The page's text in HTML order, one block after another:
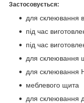
Застосовується:
для склеювання
під час
під час
для склеювання
для склеювання
меблевого щита
для склеювання